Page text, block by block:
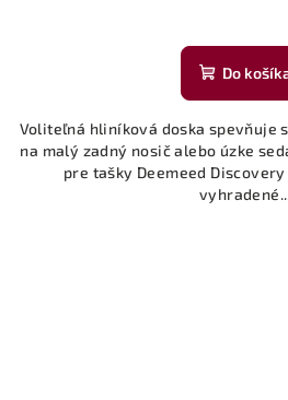
z
5
Do
Voliteľná hliníková doska spevňuje
na malý zadný nosič alebo úzke
pre tašky Deemeed